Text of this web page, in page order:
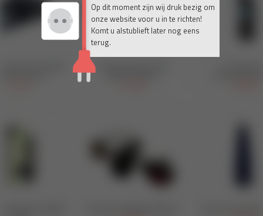
Op dit moment zijn wij druk bezig om
onze website voor u in te richten!
Komt u alstublieft later nog eens
terug.